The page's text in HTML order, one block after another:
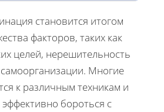
становится итогом
факторов, таких как
целей, нерешительность
Многие
к различным техникам и
бороться с